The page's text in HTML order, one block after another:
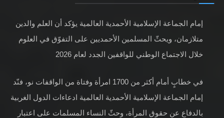
إمام الجماعة الإسلامية الأحمدية العالمية يؤكد أن العلم والدين
متلازمان، ويحثّ المسلمين الأحمديين على التفوّق في العلوم
خلال الاجتماع الوطني للواقفين الجدد لعام 2026
في خطابٍ أمام أكثر من 1700 امرأة وفتاة من الواقفات نو، فنّد
إمام الجماعة الإسلامية الأحمدية العالمية ادعاءات الدول الغربية
بالدفاع عن حقوق المرأة، وحثّ النساء المسلمات على اعتبار